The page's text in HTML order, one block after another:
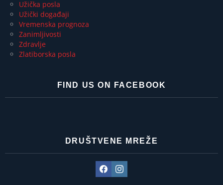
Užička posla
Užički događaji
Vremenska prognoza
Zanimljivosti
Zdravlje
Zlatiborska posla
FIND US ON FACEBOOK
DRUŠTVENE MREŽE
FacebookInstagram